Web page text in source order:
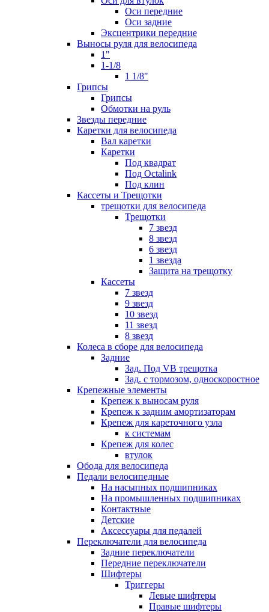
Оси передние
Оси задние
Эксцентрики передние
Выносы руля для велосипеда
1"
1-1/8
1 1/8"
Грипсы
Грипсы
Обмотки на руль
Звезды передние
Каретки для велосипеда
Вал каретки
Каретки
Под квадрат
Под Octalink
Под клин
Кассеты и Трещотки
трещотки для велосипеда
Трещотки
7 звезд
8 звезд
6 звезд
1 звезда
Защита на трещотку
Кассеты
7 звезд
9 звезд
10 звезд
11 звезд
8 звезд
Колеса в сборе для велосипеда
Задние
Зад. Под VB трещотка
Зад. с тормозом, односкоростное
Крепежные элементы
Крепеж к выносам руля
Крепеж к задним амортизаторам
Крепеж для кареточного узла
к системам
Крепеж для колес
втулок
Обода для велосипеда
Педали велосипедные
На насыпных подшипниках
На промышленных подшипниках
Контактные
Детские
Аксессуары для педалей
Переключатели для велосипеда
Задние переключатели
Передние переключатели
Шифтеры
Триггеры
Левые шифтеры
Правые шифтеры